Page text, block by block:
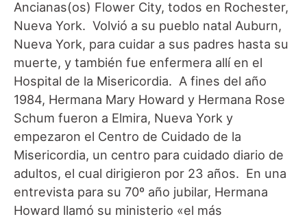
Ancianas(os) Flower City, todos en Rochester,
Nueva York. Volvió a su pueblo natal Auburn,
Nueva York, para cuidar a sus padres hasta su
muerte, y también fue enfermera allí en el
Hospital de la Misericordia. A fines del año
1984, Hermana Mary Howard y Hermana Rose
Schum fueron a Elmira, Nueva York y
empezaron el Centro de Cuidado de la
Misericordia, un centro para cuidado diario de
adultos, el cual dirigieron por 23 años. En una
entrevista para su 70º año jubilar, Hermana
Howard llamó su ministerio «el más